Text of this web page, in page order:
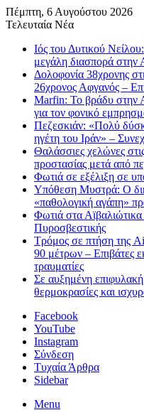
Πέμπτη, 6 Αυγούστου 2026
Τελευταία Νέα
Ιός του Δυτικού
μεγάλη διασπορά στην
Δολοφονία 38χρονης
26χρονος Αφγανός –
Marfin: Το βράδυ στην
για τον φονικό
Πεζεσκιάν: «Πολύ
ηγέτη του Ιράν» –
Θαλάσσιες χελώνες
προστασίας μετά από
Φωτιά σε εξέλιξη σε
Υπόθεση Μυστρά: Ο
«παθολογική αγάπη»
Φωτιά στα
Πυροσβεστικής
Τρόμος σε πτήση της
90 μέτρων – Επιβάτες
τραυματίες
Σε αυξημένη
θερμοκρασίες και
Facebook
YouTube
Instagram
Σύνδεση
Τυχαία Άρθρα
Sidebar
Menu